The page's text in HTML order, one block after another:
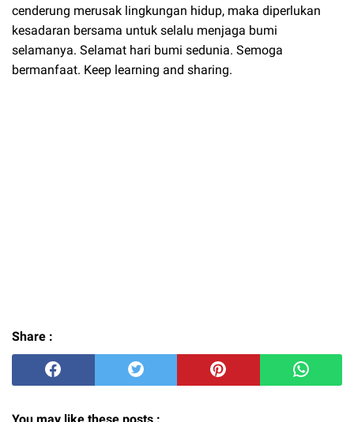
cenderung merusak lingkungan hidup, maka diperlukan
kesadaran bersama untuk selalu menjaga bumi
selamanya. Selamat hari bumi sedunia. Semoga
bermanfaat. Keep learning and sharing.
Share :